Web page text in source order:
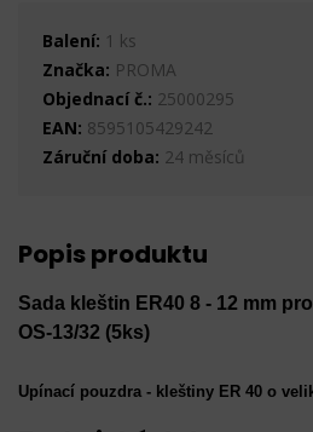
Balení: 1 ks
Značka: PROMA
Objednací č.: 25000295
EAN: 8595105429242
Záruční doba: 24 měsíců
Popis produktu
Sada kleštin ER40 8 - 12 mm
OS-13/32 (5ks)
Upínací pouzdra - kleštiny ER 40 o